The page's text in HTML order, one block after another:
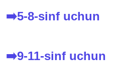
➡️5-8-sinf uchun
➡️9-11-sinf uchun